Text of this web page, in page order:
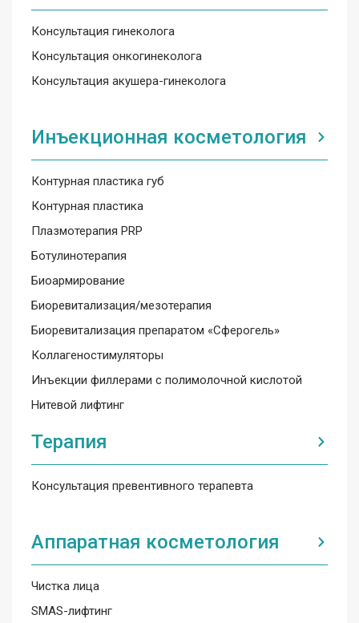
Консультация гинеколога
Консультация онкогинеколога
Консультация акушера-гинеколога
Инъекционная косметология
Контурная пластика губ
Контурная пластика
Плазмотерапия PRP
Ботулинотерапия
Биоармирование
Биоревитализация/мезотерапия
Биоревитализация препаратом «Сферогель»
Коллагеностимуляторы
Инъекции филлерами с полимолочной кислотой
Нитевой лифтинг
Терапия
Консультация превентивного терапевта
Аппаратная косметология
Чистка лица
SMAS-лифтинг